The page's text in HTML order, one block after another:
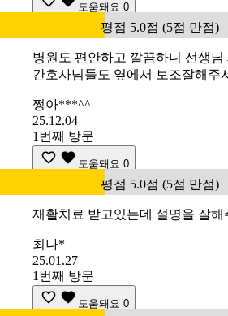
도움돼요 0
평점 5.0점 (5점 만점)
병원도 편안하고 깔끔하니 선생
간호사님들도 옆에서 보조잘해주
쩡아***^^
25.12.04
1번째 방문
도움돼요 0
평점 5.0점 (5점 만점)
재활치료 받고있는데 설명을 잘해
최나*
25.01.27
1번째 방문
도움돼요 0